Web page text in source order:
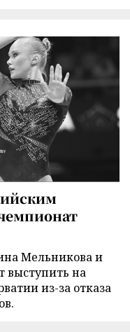
Мельникова и
выступить на
из-за отказа